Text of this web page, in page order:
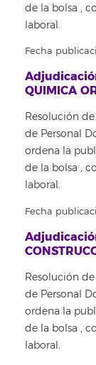
de la bolsa ,
laboral.
Fecha
QUIMICA
Resolución
de Personal
ordena la
de la bolsa ,
laboral.
Fecha
Resolución
de Personal
ordena la
de la bolsa ,
laboral.